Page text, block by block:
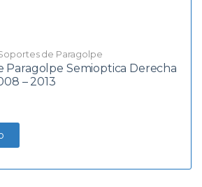
de Paragolpe
Paragolpe Semioptica Derecha
– 2013